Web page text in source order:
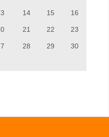
14 15 16
21 22 23
28 29 30